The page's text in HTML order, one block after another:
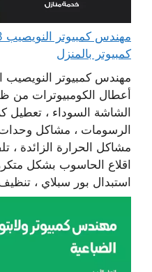
كمبيوتر بالمنزل
مهندس كمبيوتر النويصيب
أعطال الكومبيوترات من
الشاشة السوداء ، تعطيل
الرسومات ، مشاكل وحدات
مشاكل الحرارة الزائدة ،
اقلاع الحاسوب بشكل
استبدال بور سبلاي ،